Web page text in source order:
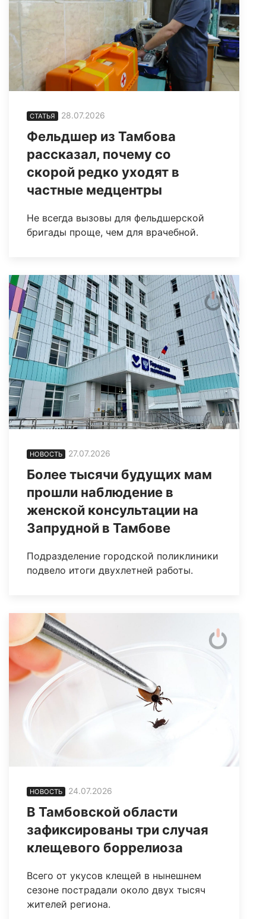
СТАТЬЯ 28.07.2026
Фельдшер из Тамбова
рассказал, почему со
скорой редко уходят в
частные медцентры
Не всегда вызовы для фельдшерской
бригады проще, чем для врачебной.
НОВОСТЬ 27.07.2026
Более тысячи будущих мам
прошли наблюдение в
женской консультации на
Запрудной в Тамбове
Подразделение городской поликлиники
подвело итоги двухлетней работы.
НОВОСТЬ 24.07.2026
В Тамбовской области
зафиксированы три случая
клещевого боррелиоза
Всего от укусов клещей в нынешнем
сезоне пострадали около двух тысяч
жителей региона.